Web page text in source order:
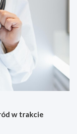
w trakcie